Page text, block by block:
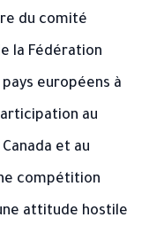
du comité
la Fédération
européens à
au
et au
compétition
attitude hostile